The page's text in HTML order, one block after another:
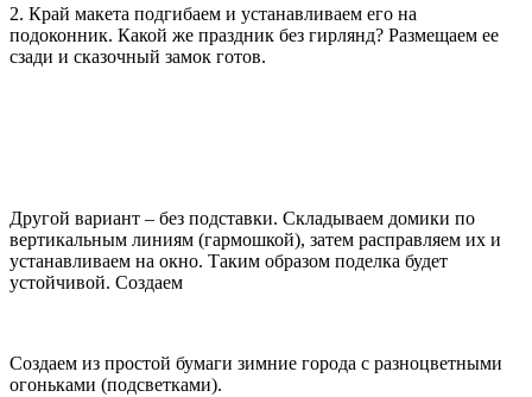
2. Край макета подгибаем и устанавливаем его на
подоконник. Какой же праздник без гирлянд? Размещаем ее
сзади и сказочный замок готов.
Другой вариант – без подставки. Складываем домики по
вертикальным линиям (гармошкой), затем расправляем их и
устанавливаем на окно. Таким образом поделка будет
устойчивой. Создаем
Создаем из простой бумаги зимние города с разноцветными
огоньками (подсветками).